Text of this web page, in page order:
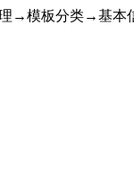
→模板分类→基本